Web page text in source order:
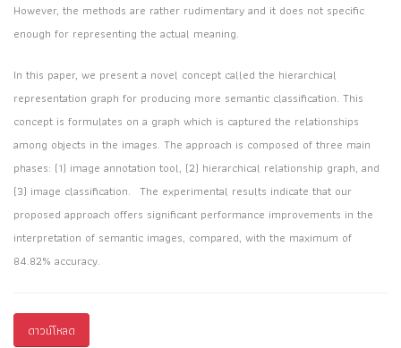
However, the methods are rather rudimentary and it does not specific
enough for representing the actual meaning.
In this paper, we present a novel concept called the hierarchical
representation graph for producing more semantic classification. This
concept is formulates on a graph which is captured the relationships
among objects in the images. The approach is composed of three main
phases: (1) image annotation tool, (2) hierarchical relationship graph, and
(3) image classification. The experimental results indicate that our
proposed approach offers significant performance improvements in the
interpretation of semantic images, compared, with the maximum of
84.82% accuracy.
ดาวน์โหลด